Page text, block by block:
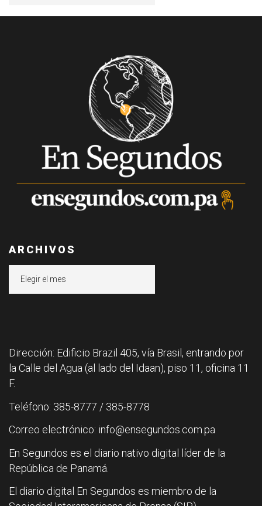
ARCHIVOS
Dirección: Edificio Brazil 405, vía Brasil, entrando por
la Calle del Agua (al lado del Idaan), piso 11, oficina 11
F.
Teléfono: 385-8777 / 385-8778
Correo electrónico: info@ensegundos.com.pa
En Segundos es el diario nativo digital líder de la
República de Panamá.
El diario digital En Segundos es miembro de la